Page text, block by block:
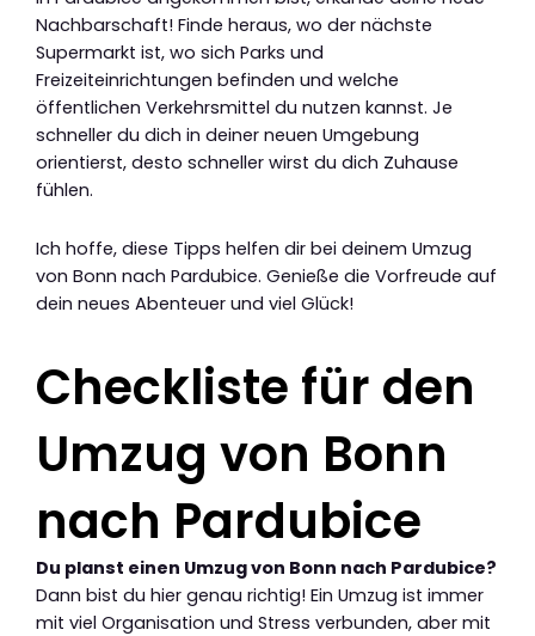
Nachbarschaft! Finde heraus, wo der nächste
Supermarkt ist, wo sich Parks und
Freizeiteinrichtungen befinden und welche
öffentlichen Verkehrsmittel du nutzen kannst. Je
schneller du dich in deiner neuen Umgebung
orientierst, desto schneller wirst du dich Zuhause
fühlen.
Ich hoffe, diese Tipps helfen dir bei deinem Umzug
von Bonn nach Pardubice. Genieße die Vorfreude auf
dein neues Abenteuer und viel Glück!
Checkliste für den
Umzug von Bonn
nach Pardubice
Du planst einen Umzug von Bonn nach Pardubice?
Dann bist du hier genau richtig! Ein Umzug ist immer
mit viel Organisation und Stress verbunden, aber mit